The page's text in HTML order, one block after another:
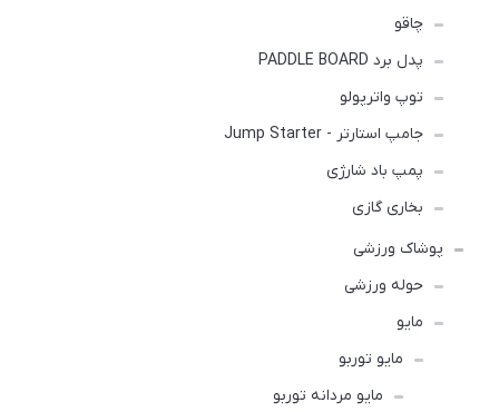
چاقو
پدل برد PADDLE BOARD
توپ واترپولو
جامپ استارتر - Jump Starter
پمپ باد شارژی
بخاری گازی
پوشاک ورزشی
حوله ورزشی
مايو
مایو توربو
مایو مردانه توربو